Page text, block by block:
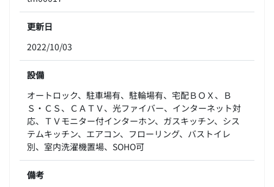
更新日
2022/10/03
設備
オートロック、駐車場有、駐輪場有、宅配ＢＯＸ、Ｂ
Ｓ・ＣＳ、ＣＡＴＶ、光ファイバー、インターネット対
応、ＴＶモニター付インターホン、ガスキッチン、シス
テムキッチン、エアコン、フローリング、バストイレ
別、室内洗濯機置場、SOHO可
備考